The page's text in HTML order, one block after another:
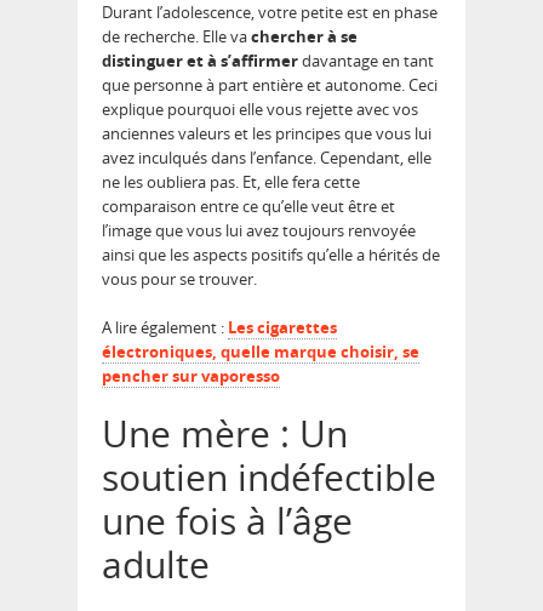
Durant l’adolescence, votre petite est en phase
de recherche. Elle vachercher à se
distinguer et à s’affirmerdavantage en tant
que personne à part entière et autonome. Ceci
explique pourquoi elle vous rejette avec vos
anciennes valeurs et les principes que vous lui
avez inculqués dans l’enfance. Cependant, elle
ne les oubliera pas. Et, elle fera cette
comparaison entre ce qu’elle veut être et
l’image que vous lui avez toujours renvoyée
ainsi que les aspects positifs qu’elle a hérités de
vous pour se trouver.
A lire également : Les cigarettes
électroniques, quelle marque choisir, se
pencher sur vaporesso
Une mère : Un
soutien indéfectible
une fois à l’âge
adulte